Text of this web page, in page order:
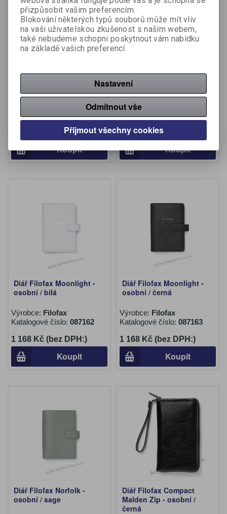
Filofax Confetti - osobní /
Katalogové číslo:087157
1 168 Kč (bez DPH:)
Koupit
Diář Filofax Compact
Malden Zip - osobní /
růžová
Výrobce:
Katalogové číslo:087159
3 572 Kč (bez DPH:)
Koupit
Diář Filofax Moonlight -
osobní / bílá
Výrobce: Filofax
Katalogové číslo: 087162
1 168 Kč (bez DPH:)
Koupit
Diář Filofax Moonlight -
osobní / černá
Výrobce: Filofax
Katalogové číslo: 087163
1 168 Kč (bez DPH:)
Koupit
Diář Filofax Norfolk -
osobní / sage
Diář Filofax Compact
Malden Zip - osobní /
černá
přizpůsobit vašim preferencím.
Blokování některých typů souborů může mít vliv
na vaši uživatelskou zkušenost s naším webem,
také nebudeme schopni poskytnout vám nabídku
na základě vašich preferencí.
Nastavení
Odmítnout vše
Přijmout všechny cookies